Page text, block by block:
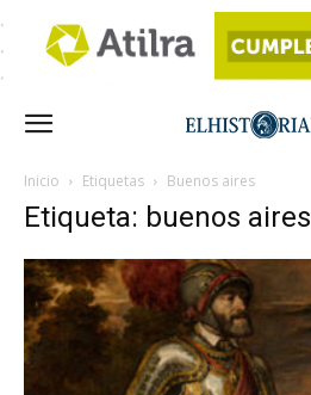
Inicio Etiquetas Buenos aires
Etiqueta: buenos aires